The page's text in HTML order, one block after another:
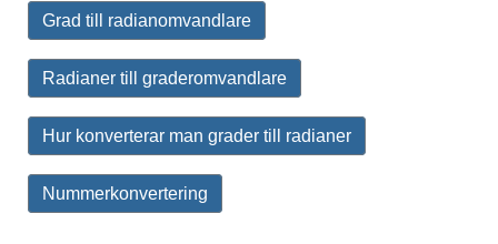
Grad till radianomvandlare
Radianer till graderomvandlare
Hur konverterar man grader till radianer
Nummerkonvertering